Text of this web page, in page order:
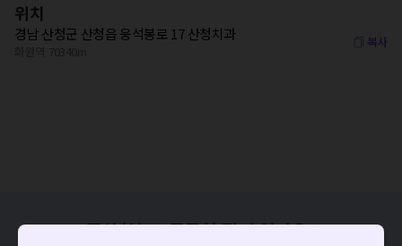
위치
경남 산청군 산청읍 웅석봉로 17 산청치과 복사
증상/치료, 궁금한 점이 있나요?